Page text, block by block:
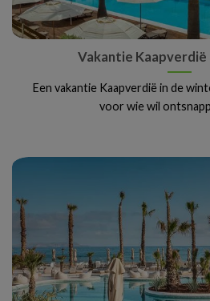
Vakantie
Een vakantie Kaapverdië in de
voor wie wil